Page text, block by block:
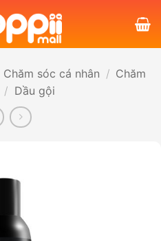
Chăm sóc cá nhân / Chăm
/ Dầu gội